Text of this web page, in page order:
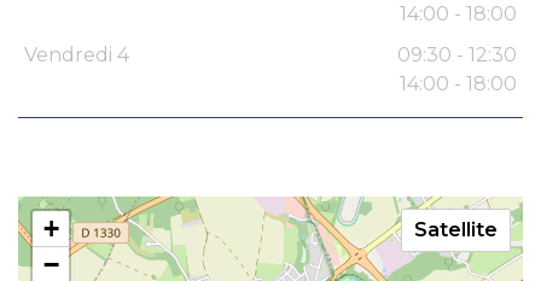
14:00 - 18:00
Vendredi 4
09:30 - 12:30
14:00 - 18:00
+
−
Satellite